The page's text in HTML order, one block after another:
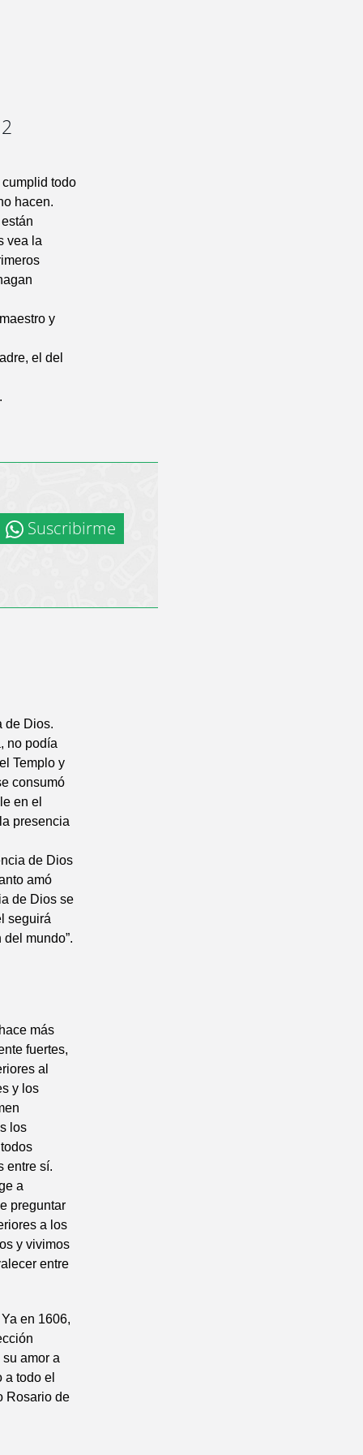
todo
hacen.
vea la
y
el del
Suscribirme
de Dios.
no podía
Templo y
consumó
en el
presencia
de Dios
amó
de Dios se
seguirá
mundo”.
más
fuertes,
al
y los
los
entre sí.
a
preguntar
a los
y vivimos
entre
en 1606,
amor a
todo el
Rosario de